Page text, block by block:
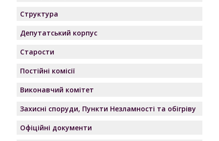
Структура
Депутатський корпус
Старости
Постійні комісії
Виконавчий комітет
Захисні споруди, Пункти Незламності та обігріву
Офіційні документи